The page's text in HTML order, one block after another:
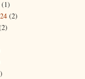
(1)
(2)